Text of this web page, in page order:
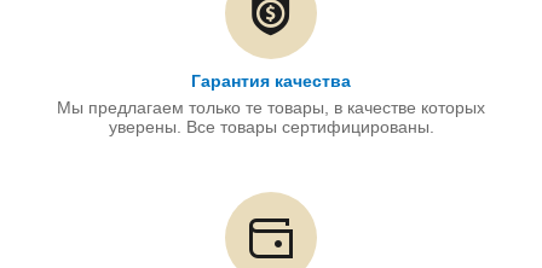
Гарантия качества
Мы предлагаем только те товары, в качестве которых
уверены. Все товары сертифицированы.